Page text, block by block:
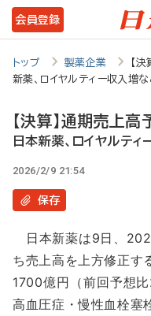
メ
イ
ツ
に
会員登録
トップ 製薬企業
【
新薬、ロイヤルティー収入増
【決算】通期売上
日本新薬、ロイヤルテ
2026/2/9 21:54
保存
日本新薬は9日、
ち売上高を上方修正す
1700億円（前回予想
高血圧症・慢性血栓塞